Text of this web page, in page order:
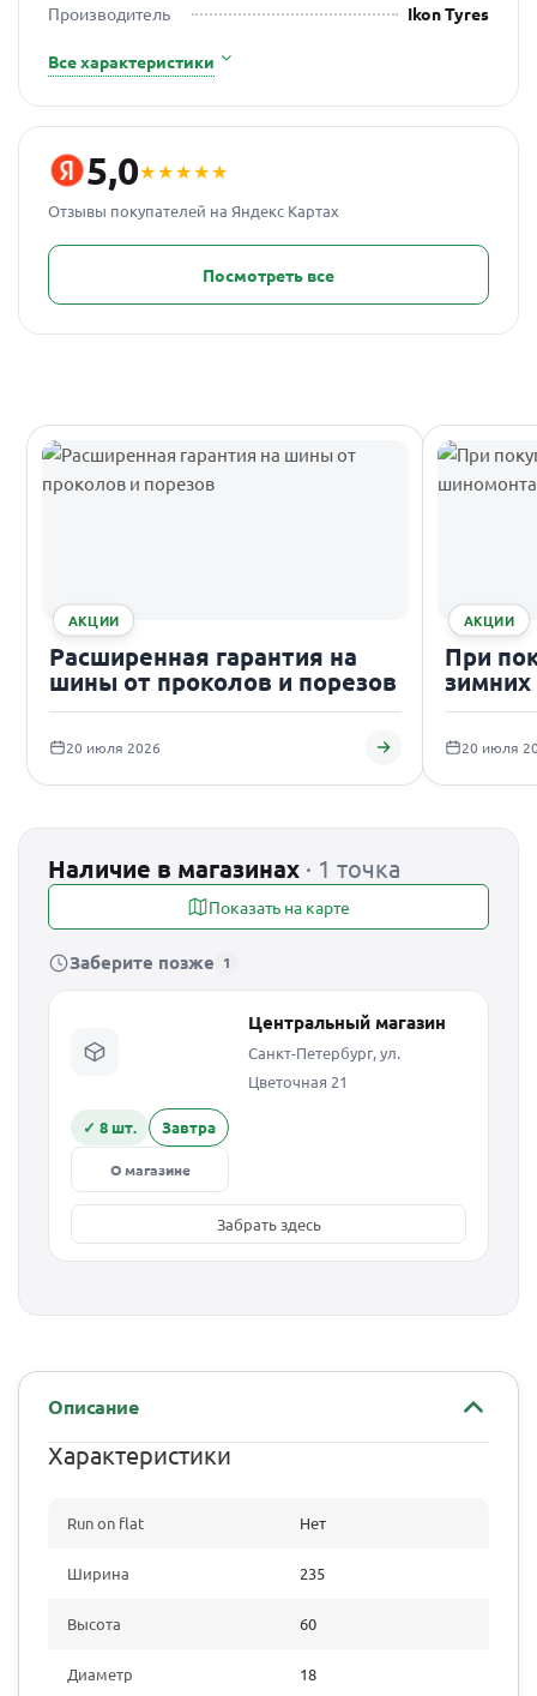
Производитель
Ikon Tyres
Все характеристики
5,0★★★★★
Отзывы покупателей на Яндекс Картах
Посмотреть все
АКЦИИ
Расширенная гарантия на
шины от проколов и порезов
20 июля 2026
АКЦИИ
При
20 июля
Наличие в магазинах · 1 точка
Показать на карте
Заберите позже 1
Центральный магазин
Санкт-Петербург, ул.
Цветочная 21
✓ 8 шт. Завтра
О магазине
Забрать здесь
Описание
Характеристики
Run on flat Нет
Ширина 235
Высота 60
Диаметр 18